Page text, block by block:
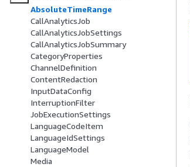
AbsoluteTimeRange
CallAnalyticsJob
CallAnalyticsJobSettings
CallAnalyticsJobSummary
CategoryProperties
ChannelDefinition
ContentRedaction
InputDataConfig
InterruptionFilter
JobExecutionSettings
LanguageCodeItem
LanguageIdSettings
LanguageModel
Media